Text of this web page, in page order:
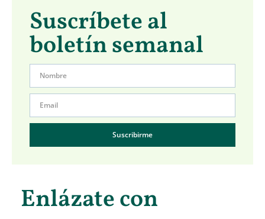
Suscríbete al
boletín semanal
Suscribirme
Enlázate con